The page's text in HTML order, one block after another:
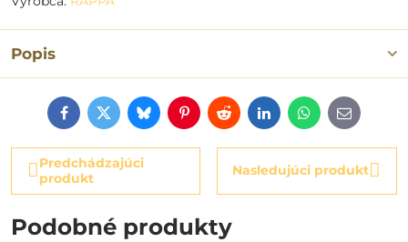
Popis
FacebookTwitterBlueskyPinterestRedditLinkedInWhatsApp
E-
mail
Predchádzajúci
produkt
Nasledujúci produkt
Podobné produkty